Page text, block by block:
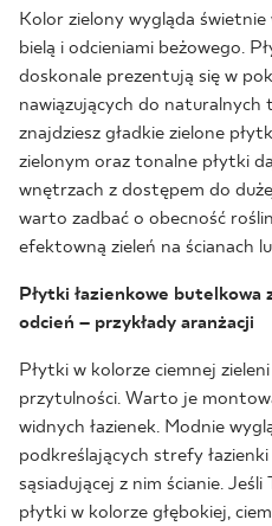
Kolor zielony wygląda świetnie
bielą i odcieniami beżowego.
doskonale prezentują się w
nawiązujących do naturalnych
znajdziesz gładkie zielone
zielonym oraz tonalne płytki
wnętrzach z dostępem do
warto zadbać o obecność
efektowną zieleń na ścianach
Płytki łazienkowe
odcień – przykłady aranżacji
Płytki w kolorze ciemnej
przytulności. Warto je
widnych łazienek. Modnie
podkreślających strefy
sąsiadującej z nim ścianie.
płytki w kolorze głębokiej,